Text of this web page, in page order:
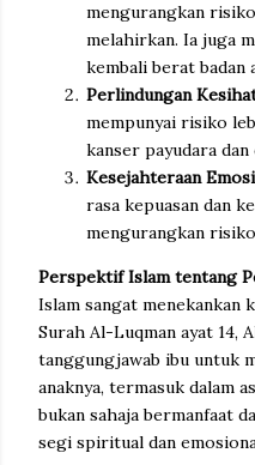
mengurangkan
melahirkan. Ia juga
kembali berat badan
Perlindungan
mempunyai risiko
kanser payudara
Kesejahteraan
rasa kepuasan dan
mengurangkan
Perspektif Islam tentang
Islam sangat menekankan
Surah Al-Luqman ayat 14,
tanggungjawab ibu untuk
anaknya, termasuk dalam
bukan sahaja bermanfaat
segi spiritual dan